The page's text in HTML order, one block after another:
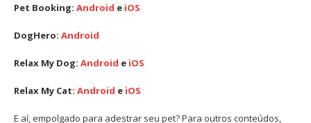
Pet Booking: Android e iOS
DogHero: Android
Relax My Dog: Android e iOS
Relax My Cat: Android e iOS
E aí, empolgado para adestrar seu pet? Para outros conteúdos,